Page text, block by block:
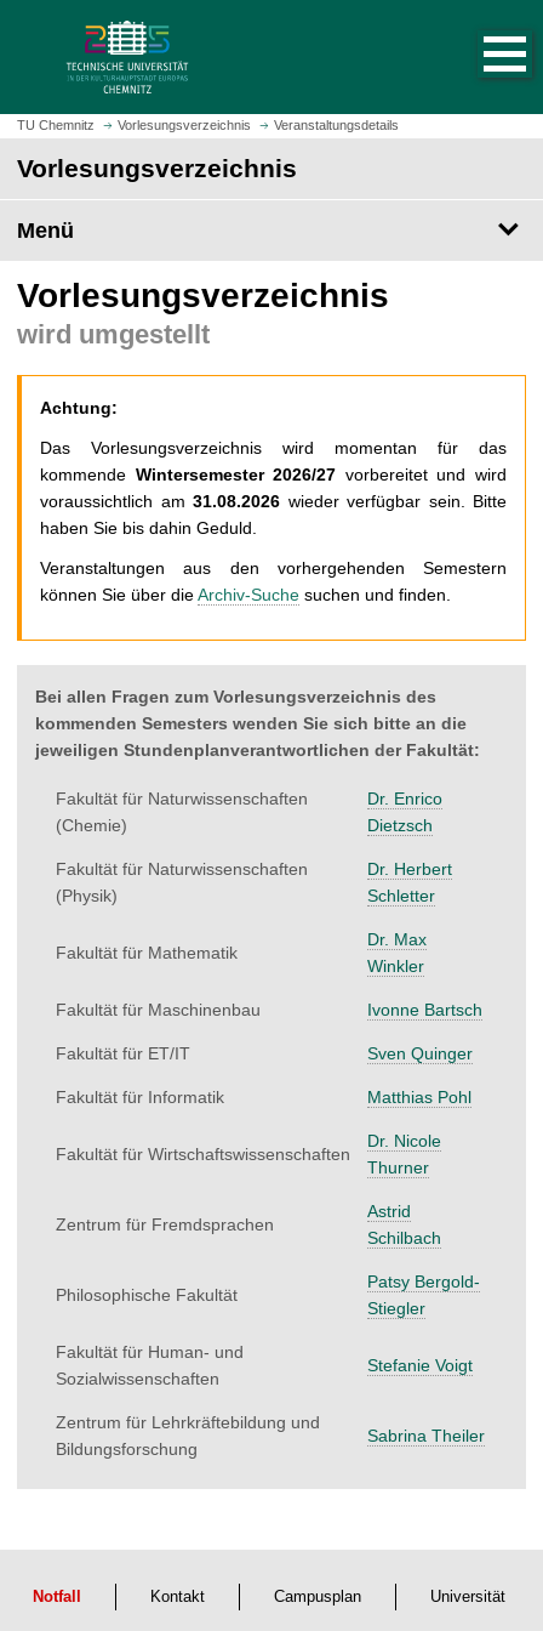
z
m
t
e
i
t
u
f
e
n
TU Chemnitz Vorlesungsverzeichnis Veranstaltungsdetails
Vorlesungsverzeichnis
Menü
Vorlesungsverzeichnis
wird umgestellt
Achtung:
Das Vorlesungsverzeichnis wird momentan für das
kommende Wintersemester 2026/27 vorbereitet und wird
voraussichtlich am 31.08.2026 wieder verfügbar sein. Bitte
haben Sie bis dahin Geduld.
Veranstaltungen aus den vorhergehenden Semestern
können Sie über dieArchiv-Suche suchen und finden.
Bei allen Fragen zum Vorlesungsverzeichnis des
kommenden Semesters wenden Sie sich bitte an die
jeweiligen Stundenplanverantwortlichen der Fakultät:
Fakultät für Naturwissenschaften
(Chemie)
Dr. Enrico
Dietzsch
Fakultät für Naturwissenschaften
(Physik)
Dr. Herbert
Schletter
Fakultät für Mathematik
Dr. Max
Winkler
Fakultät für Maschinenbau Ivonne Bartsch
Fakultät für ET/IT Sven Quinger
Fakultät für Informatik Matthias Pohl
Fakultät für Wirtschaftswissenschaften
Dr. Nicole
Thurner
Zentrum für Fremdsprachen
Astrid
Schilbach
Philosophische Fakultät
Patsy Bergold-
Stiegler
Fakultät für Human- und
Sozialwissenschaften
Stefanie Voigt
Zentrum für Lehrkräftebildung und
Bildungsforschung
Sabrina Theiler
Notfall Kontakt Campusplan Universität